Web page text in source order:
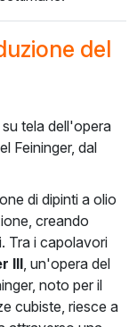
del
tela dell'opera
Feininger, dal
di dipinti a olio
creando
Tra i capolavori
III, un'opera del
noto per il
cubiste, riesce a